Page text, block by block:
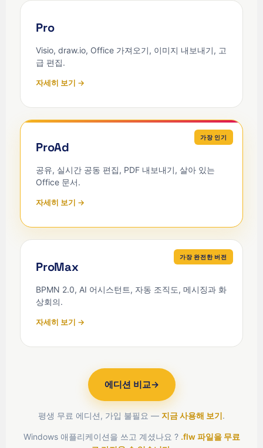
Pro
Visio, draw.io, Office 가져오기, 이미지 내보내기, 고
급 편집.
자세히 보기 →
가장 인기
ProAd
공유, 실시간 공동 편집, PDF 내보내기, 살아 있는
Office 문서.
자세히 보기 →
가장 완전한 버전
ProMax
BPMN 2.0, AI 어시스턴트, 자동 조직도, 메시징과 화
상회의.
자세히 보기 →
에디션 비교→
평생 무료 에디션, 가입 불필요 — 지금 사용해 보기.
Windows 애플리케이션을 쓰고 계셨나요 ? .flw 파일을 무료